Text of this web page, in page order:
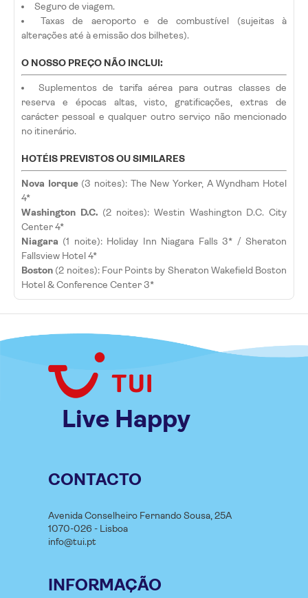
Seguro de viagem.
Taxas de aeroporto e de combustível (sujeitas à
alterações até à emissão dos bilhetes).
O NOSSO PREÇO NÃO INCLUI:
Suplementos de tarifa aérea para outras classes de
reserva e épocas altas, visto, gratificações, extras de
carácter pessoal e qualquer outro serviço não mencionado
no itinerário.
HOTÉIS PREVISTOS OU SIMILARES
Nova Iorque(3 noites): The New Yorker, A Wyndham Hotel
4*
Washington D.C. (2 noites): Westin Washington D.C. City
Center 4*
Niagara (1 noite): Holiday Inn Niagara Falls 3* / Sheraton
Fallsview Hotel 4*
Boston (2 noites): Four Points by Sheraton Wakefield Boston
Hotel & Conference Center 3*
Live Happy
CONTACTO
Avenida Conselheiro Fernando Sousa, 25A
1070-026 - Lisboa
info@tui.pt
INFORMAÇÃO